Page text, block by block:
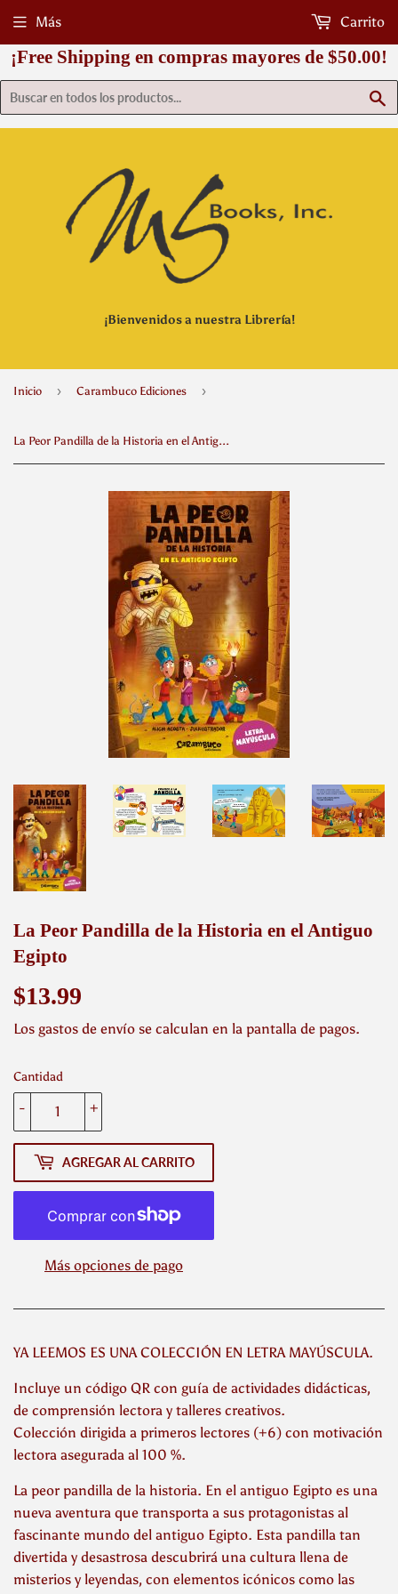
¡Free Shipping en compras mayores de $50.00!
¡Bienvenidos a nuestra Librería!
Más Carrito
Inicio › Carambuco Ediciones ›
La Peor Pandilla de la Historia en el Antiguo Egipto
La Peor Pandilla de la Historia en el Antiguo
Egipto
$13.99
Los gastos de envío se calculan en la pantalla de pagos.
Cantidad
+
-
AGREGAR AL CARRITO
Más opciones de pago
YA LEEMOS ES UNA COLECCIÓN EN LETRA MAYÚSCULA.
Incluye un código QR con guía de actividades didácticas,
de comprensión lectora y talleres creativos.
Colección dirigida a primeros lectores (+6) con motivación
lectora asegurada al 100 %.
La peor pandilla de la historia. En el antiguo Egipto es una
nueva aventura que transporta a sus protagonistas al
fascinante mundo del antiguo Egipto. Esta pandilla tan
divertida y desastrosa descubrirá una cultura llena de
misterios y leyendas, con elementos icónicos como las